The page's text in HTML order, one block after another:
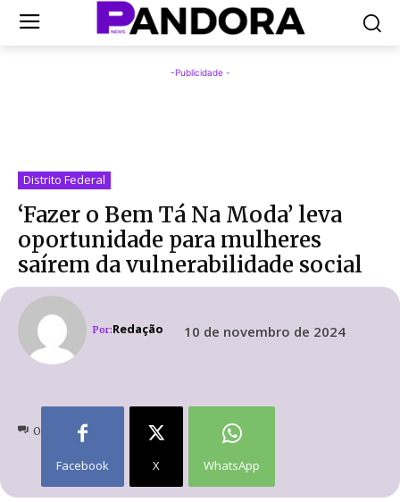
-Publicidade -
Distrito Federal
‘Fazer o Bem Tá Na Moda’ leva
oportunidade para mulheres
saírem da vulnerabilidade social
Por:Redação 10 de novembro de 2024
0
Facebook X WhatsApp